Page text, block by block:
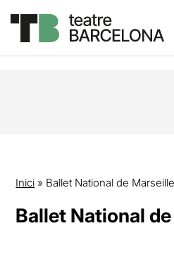
Inici » Ballet National de Marseille
Ballet National